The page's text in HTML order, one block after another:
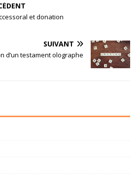
et donation
SUIVANT
d’un testament olographe